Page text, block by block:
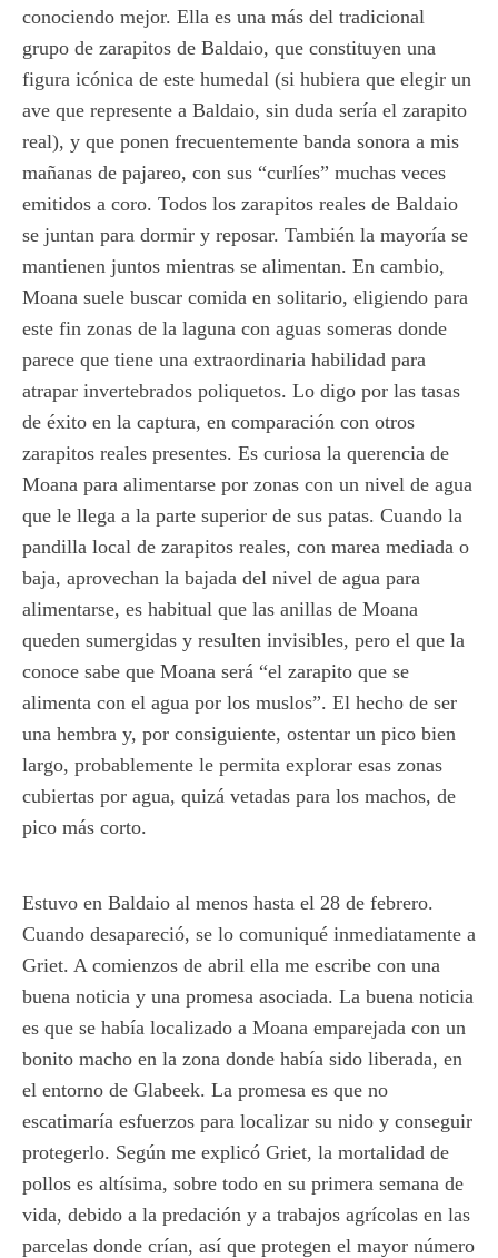
conociendo mejor. Ella es una más del tradicional
grupo de zarapitos de Baldaio, que constituyen una
figura icónica de este humedal (si hubiera que elegir un
ave que represente a Baldaio, sin duda sería el zarapito
real), y que ponen frecuentemente banda sonora a mis
mañanas de pajareo, con sus “curlíes” muchas veces
emitidos a coro. Todos los zarapitos reales de Baldaio
se juntan para dormir y reposar. También la mayoría se
mantienen juntos mientras se alimentan. En cambio,
Moana suele buscar comida en solitario, eligiendo para
este fin zonas de la laguna con aguas someras donde
parece que tiene una extraordinaria habilidad para
atrapar invertebrados poliquetos. Lo digo por las tasas
de éxito en la captura, en comparación con otros
zarapitos reales presentes. Es curiosa la querencia de
Moana para alimentarse por zonas con un nivel de agua
que le llega a la parte superior de sus patas. Cuando la
pandilla local de zarapitos reales, con marea mediada o
baja, aprovechan la bajada del nivel de agua para
alimentarse, es habitual que las anillas de Moana
queden sumergidas y resulten invisibles, pero el que la
conoce sabe que Moana será “el zarapito que se
alimenta con el agua por los muslos”. El hecho de ser
una hembra y, por consiguiente, ostentar un pico bien
largo, probablemente le permita explorar esas zonas
cubiertas por agua, quizá vetadas para los machos, de
pico más corto.
Estuvo en Baldaio al menos hasta el 28 de febrero.
Cuando desapareció, se lo comuniqué inmediatamente a
Griet. A comienzos de abril ella me escribe con una
buena noticia y una promesa asociada. La buena noticia
es que se había localizado a Moana emparejada con un
bonito macho en la zona donde había sido liberada, en
el entorno de Glabeek. La promesa es que no
escatimaría esfuerzos para localizar su nido y conseguir
protegerlo. Según me explicó Griet, la mortalidad de
pollos es altísima, sobre todo en su primera semana de
vida, debido a la predación y a trabajos agrícolas en las
parcelas donde crían, así que protegen el mayor número